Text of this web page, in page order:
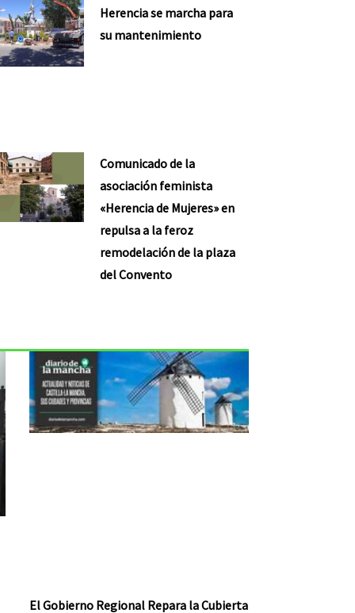
Herencia se marcha para
su mantenimiento
Comunicado de la
asociación feminista
«Herencia de Mujeres» en
repulsa a la feroz
remodelación de la plaza
del Convento
El Gobierno Regional Repara la Cubierta